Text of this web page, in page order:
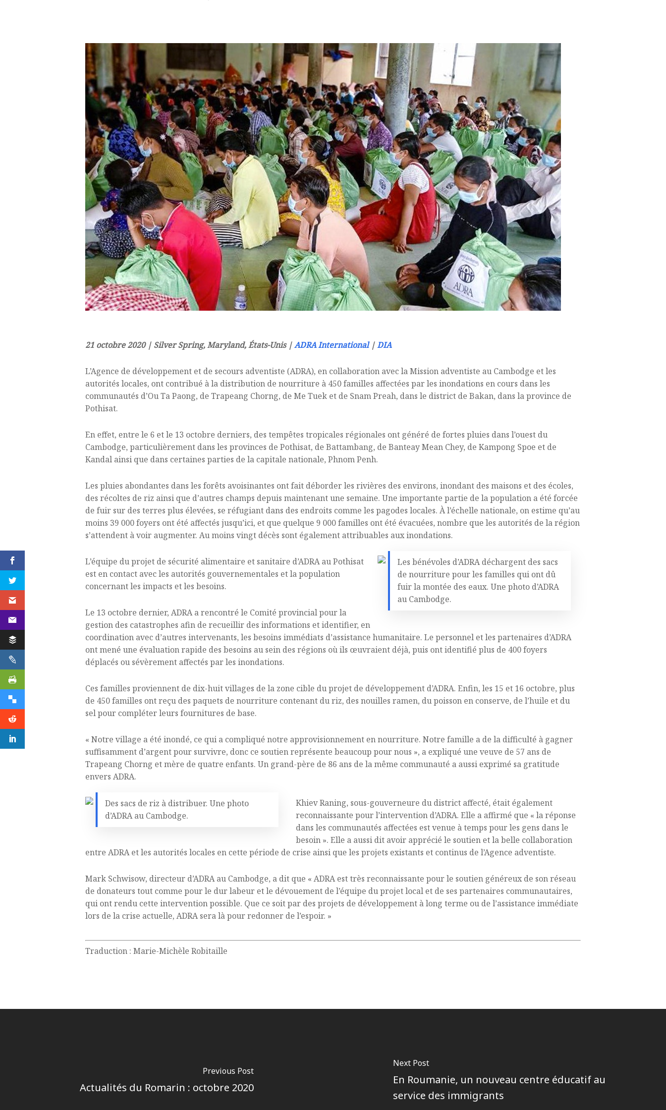
21 octobre 2020 | Silver Spring, Maryland, États-Unis |ADRA International|DIA
L’Agence de développement et de secours adventiste (ADRA), en collaboration avec la Mission adventiste au Cambodge et les
autorités locales, ont contribué à la distribution de nourriture à 450 familles affectées par les inondations en cours dans les
communautés d’Ou Ta Paong, de Trapeang Chorng, de Me Tuek et de Snam Preah, dans le district de Bakan, dans la province de
Pothisat.
En effet, entre le 6 et le 13 octobre derniers, des tempêtes tropicales régionales ont généré de fortes pluies dans l’ouest du
Cambodge, particulièrement dans les provinces de Pothisat, de Battambang, de Banteay Mean Chey, de Kampong Spoe et de
Kandal ainsi que dans certaines parties de la capitale nationale, Phnom Penh.
Les pluies abondantes dans les forêts avoisinantes ont fait déborder les rivières des environs, inondant des maisons et des écoles,
des récoltes de riz ainsi que d’autres champs depuis maintenant une semaine. Une importante partie de la population a été forcée
de fuir sur des terres plus élevées, se réfugiant dans des endroits comme les pagodes locales. À l’échelle nationale, on estime qu’au
moins 39 000 foyers ont été affectés jusqu’ici, et que quelque 9 000 familles ont été évacuées, nombre que les autorités de la région
s’attendent à voir augmenter. Au moins vingt décès sont également attribuables aux inondations.
Les bénévoles d’ADRA déchargent des sacs
de nourriture pour les familles qui ont dû
fuir la montée des eaux. Une photo d’ADRA
au Cambodge.
L’équipe du projet de sécurité alimentaire et sanitaire d’ADRA au Pothisat
est en contact avec les autorités gouvernementales et la population
concernant les impacts et les besoins.
Le 13 octobre dernier, ADRA a rencontré le Comité provincial pour la
gestion des catastrophes afin de recueillir des informations et identifier, en
coordination avec d’autres intervenants, les besoins immédiats d’assistance humanitaire. Le personnel et les partenaires d’ADRA
ont mené une évaluation rapide des besoins au sein des régions où ils œuvraient déjà, puis ont identifié plus de 400 foyers
déplacés ou sévèrement affectés par les inondations.
Ces familles proviennent de dix-huit villages de la zone cible du projet de développement d’ADRA. Enfin, les 15 et 16 octobre, plus
de 450 familles ont reçu des paquets de nourriture contenant du riz, des nouilles ramen, du poisson en conserve, de l’huile et du
sel pour compléter leurs fournitures de base.
« Notre village a été inondé, ce qui a compliqué notre approvisionnement en nourriture. Notre famille a de la difficulté à gagner
suffisamment d’argent pour survivre, donc ce soutien représente beaucoup pour nous », a expliqué une veuve de 57 ans de
Trapeang Chorng et mère de quatre enfants. Un grand-père de 86 ans de la même communauté a aussi exprimé sa gratitude
envers ADRA.
Des sacs de riz à distribuer. Une photo
d’ADRA au Cambodge.
Khiev Raning, sous-gouverneure du district affecté, était également
reconnaissante pour l’intervention d’ADRA. Elle a affirmé que « la réponse
dans les communautés affectées est venue à temps pour les gens dans le
besoin ». Elle a aussi dit avoir apprécié le soutien et la belle collaboration
entre ADRA et les autorités locales en cette période de crise ainsi que les projets existants et continus de l’Agence adventiste.
Mark Schwisow, directeur d’ADRA au Cambodge, a dit que « ADRA est très reconnaissante pour le soutien généreux de son réseau
de donateurs tout comme pour le dur labeur et le dévouement de l’équipe du projet local et de ses partenaires communautaires,
qui ont rendu cette intervention possible. Que ce soit par des projets de développement à long terme ou de l’assistance immédiate
lors de la crise actuelle, ADRA sera là pour redonner de l’espoir. »
Traduction : Marie-Michèle Robitaille
Previous Post
Actualités du Romarin : octobre 2020
Next Post
En Roumanie, un nouveau centre éducatif au
service des immigrants